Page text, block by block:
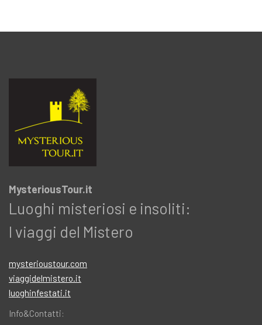
MysteriousTour.it
Luoghi misteriosi e insoliti:
I viaggi del Mistero
mysterioustour.com
viaggidelmistero.it
luoghinfestati.it
Info&Contatti: